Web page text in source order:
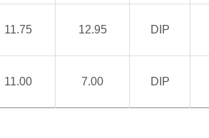
11.75 12.95 DIP
11.00 7.00 DIP